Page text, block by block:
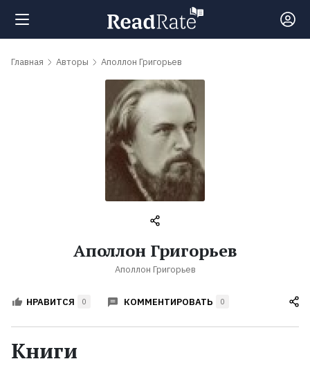
Поиск
обсуждаемые
Авторы
Жанры
Главная Авторы Аполлон Григорьев
Аполлон Григорьев
Аполлон Григорьев
НРАВИТСЯ 0 КОММЕНТИРОВАТЬ 0
Книги